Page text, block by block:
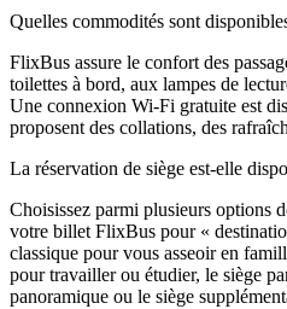
Quelles commodités sont
FlixBus assure le confort des
toilettes à bord, aux lampes de
Une connexion Wi-Fi gratuite est
proposent des collations, des
La réservation de siège est-elle
Choisissez parmi plusieurs options
votre billet FlixBus pour «
classique pour vous asseoir en
pour travailler ou étudier, le siège
panoramique ou le siège